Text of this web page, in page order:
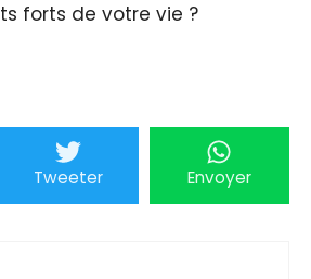
forts de votre vie ?
Tweeter Envoyer